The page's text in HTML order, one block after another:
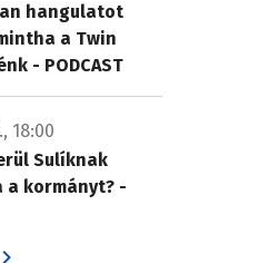
hangulatot
a Twin
- PODCAST
18:00
Sulíknak
kormányt? -